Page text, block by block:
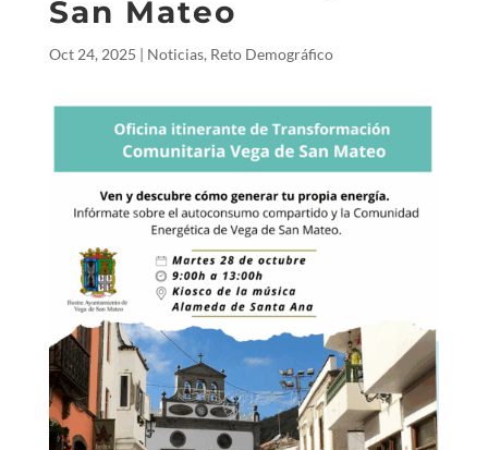
San Mateo
Oct 24, 2025 | Noticias, Reto Demográfico